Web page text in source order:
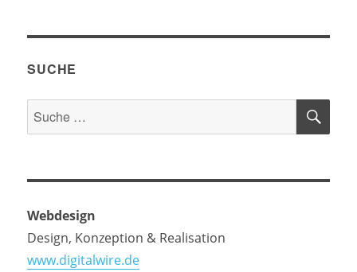
SUCHE
Suche
nach:
Webdesign
Design, Konzeption & Realisation
www.digitalwire.de